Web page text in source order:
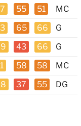
55 51
MC
65 66
G
43 66
G
58 58
MC
37 55 DG